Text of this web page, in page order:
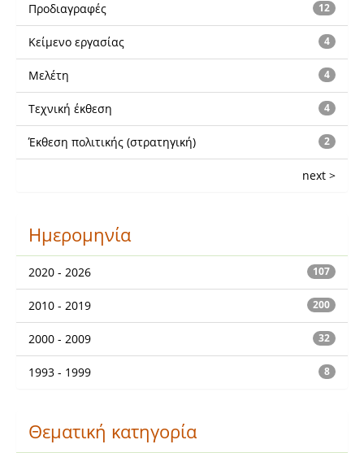
12
Προδιαγραφές
4
Κείμενο εργασίας
4
Μελέτη
4
Τεχνική έκθεση
2
Έκθεση πολιτικής (στρατηγική)
next >
Ημερομηνία
107
2020 - 2026
200
2010 - 2019
32
2000 - 2009
8
1993 - 1999
Θεματική κατηγορία